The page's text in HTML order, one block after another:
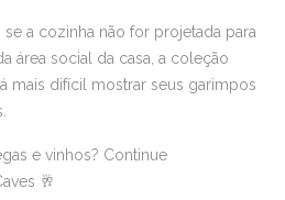
a cozinha não for projetada para
área social da casa, a coleção
mais difícil mostrar seus garimpos
e vinhos? Continue
🥂